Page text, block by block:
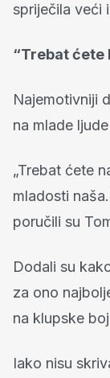
spriječila veći
“Trebat ćete
Najemotivniji
na mlade
„Trebat ćete
mladosti
poručili su
Dodali su
za ono
na klupske
Iako nisu